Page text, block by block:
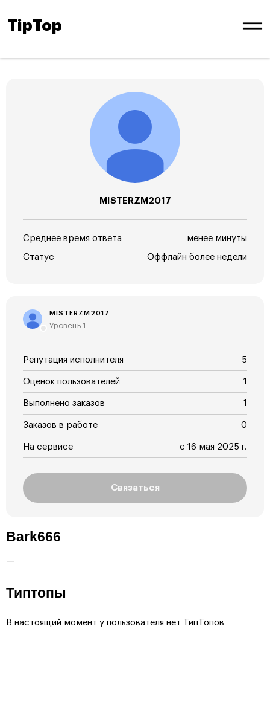
TipTop
MISTERZM2017
Среднее время ответа менее минуты
Статус Оффлайн более недели
MISTERZM2017
Уровень 1
Репутация исполнителя 5
Оценок пользователей 1
Выполнено заказов 1
Заказов в работе 0
На сервисе с 16 мая 2025 г.
Связаться
Bark666
—
Типтопы
В настоящий момент у пользователя нет ТипТопов